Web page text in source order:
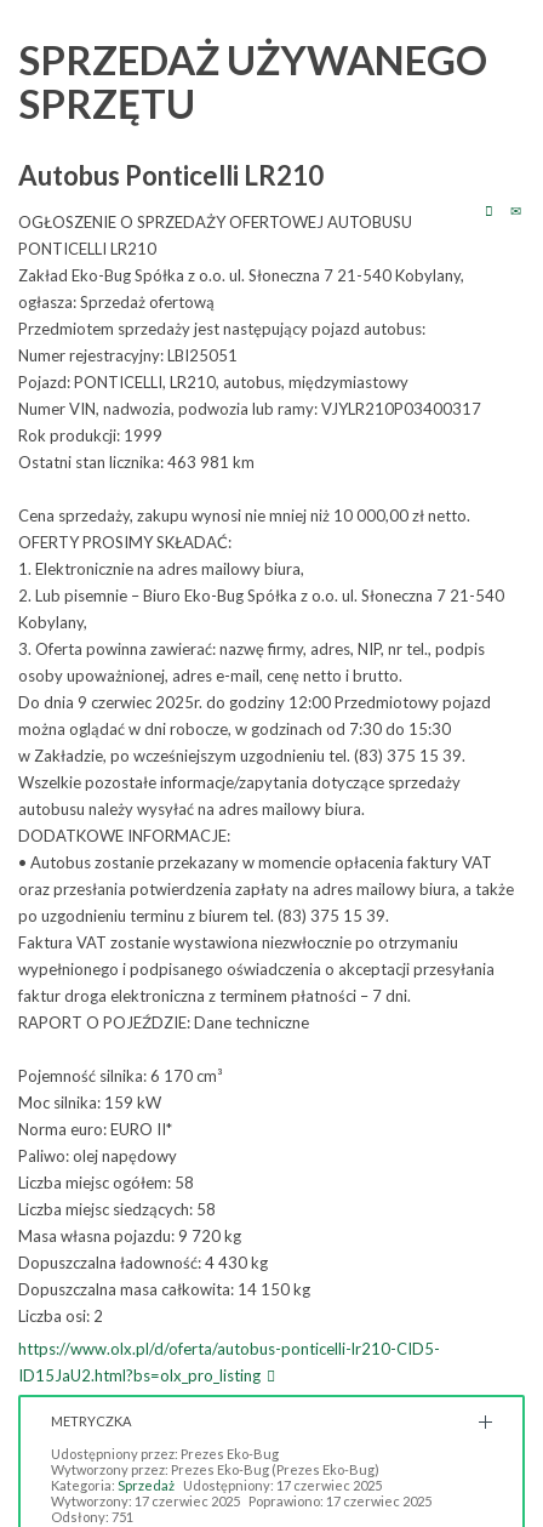
SPRZEDAŻ UŻYWANEGO
SPRZĘTU
Autobus Ponticelli LR210
OGŁOSZENIE O SPRZEDAŻY OFERTOWEJ AUTOBUSU
PONTICELLI LR210
Zakład Eko-Bug Spółka z o.o. ul. Słoneczna 7 21-540 Kobylany,
ogłasza: Sprzedaż ofertową
Przedmiotem sprzedaży jest następujący pojazd autobus:
Numer rejestracyjny: LBI25051
Pojazd: PONTICELLI, LR210, autobus, międzymiastowy
Numer VIN, nadwozia, podwozia lub ramy: VJYLR210P03400317
Rok produkcji: 1999
Ostatni stan licznika: 463 981 km
Cena sprzedaży, zakupu wynosi nie mniej niż 10 000,00 zł netto.
OFERTY PROSIMY SKŁADAĆ:
1. Elektronicznie na adres mailowy biura,
2. Lub pisemnie – Biuro Eko-Bug Spółka z o.o. ul. Słoneczna 7 21-540
Kobylany,
3. Oferta powinna zawierać: nazwę firmy, adres, NIP, nr tel., podpis
osoby upoważnionej, adres e-mail, cenę netto i brutto.
Do dnia 9 czerwiec 2025r. do godziny 12:00 Przedmiotowy pojazd
można oglądać w dni robocze, w godzinach od 7:30 do 15:30
w Zakładzie, po wcześniejszym uzgodnieniu tel. (83) 375 15 39.
Wszelkie pozostałe informacje/zapytania dotyczące sprzedaży
autobusu należy wysyłać na adres mailowy biura.
DODATKOWE INFORMACJE:
• Autobus zostanie przekazany w momencie opłacenia faktury VAT
oraz przesłania potwierdzenia zapłaty na adres mailowy biura, a także
po uzgodnieniu terminu z biurem tel. (83) 375 15 39.
Faktura VAT zostanie wystawiona niezwłocznie po otrzymaniu
wypełnionego i podpisanego oświadczenia o akceptacji przesyłania
faktur droga elektroniczna z terminem płatności – 7 dni.
RAPORT O POJEŹDZIE: Dane techniczne
Pojemność silnika: 6 170 cm³
Moc silnika: 159 kW
Norma euro: EURO II*
Paliwo: olej napędowy
Liczba miejsc ogółem: 58
Liczba miejsc siedzących: 58
Masa własna pojazdu: 9 720 kg
Dopuszczalna ładowność: 4 430 kg
Dopuszczalna masa całkowita: 14 150 kg
Liczba osi: 2
https://www.olx.pl/d/oferta/autobus-ponticelli-lr210-CID5-
ID15JaU2.html?bs=olx_pro_listing
METRYCZKA
Udostępniony przez: Prezes Eko-Bug
Wytworzony przez: Prezes Eko-Bug (Prezes Eko-Bug)
Kategoria: Sprzedaż
Udostępniony: 17 czerwiec 2025
Wytworzony: 17 czerwiec 2025
Poprawiono: 17 czerwiec 2025
Odsłony: 751